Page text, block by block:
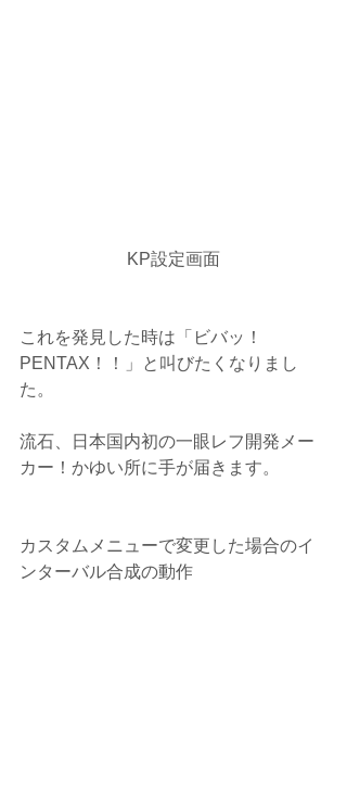
KP設定画面
これを発見した時は「ビバッ！
PENTAX！！」と叫びたくなりまし
た。
流石、日本国内初の一眼レフ開発メー
カー！かゆい所に手が届きます。
カスタムメニューで変更した場合のイ
ンターバル合成の動作